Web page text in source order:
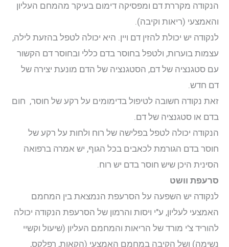
הנקודה מקררת דם ומפסיקה דימום בעיקר מהמחם העליון
והאמצעי (ריאות וקיבה).
לנקודה יש יכולת להזין דם ויין. היא יכולה לטפל בהזעת לילה,
עצמות בוערות, ולטפל בחוסר בדם כללי ובחוסר דם הקשור
עם סטגנציה של דם, הסטגנציה של הדם מונעת יצירה של
דם חדש.
זאת נקודה חשובה לטיפול בדימומים על רקע של חוסר, חום
בדם או סטגנציה של דם.
הנקודה יכולה לטפל בפלישה של רוח ולחות על רקע של
חוסר בדם הגורמת לכאבים בכל הגוף, יש אמרה ברפואה
הסינית היכן שיש חוסר בדם יש רוח.
סרעפת וושט
לנקודה יש השפעה על הסרעפת הנמצאת בין המחמם
האמצעי לעליון, ע"י ויסות והרמון של הסרעפת הנקודה יכולה
להוריד צ'י מורד של הריאות והמחמם העליון (שיעול וקשיי
נשימה) ושל הקיבה במחמם האמצעי (הקאות, רפלקס,